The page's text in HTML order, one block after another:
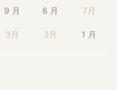
9 月 8 月 7月
3月 2月 1 月